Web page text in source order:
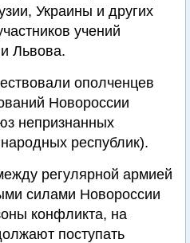
Украины и других
учений
Львова.
ополченцев
Новороссии
непризнанных
республик).
регулярной армией
силами Новороссии
конфликта, на
поступать